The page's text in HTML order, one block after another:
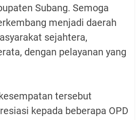
Subang. Semoga
menjadi daerah
sejahtera,
dengan pelayanan yang
tersebut
kepada beberapa OPD